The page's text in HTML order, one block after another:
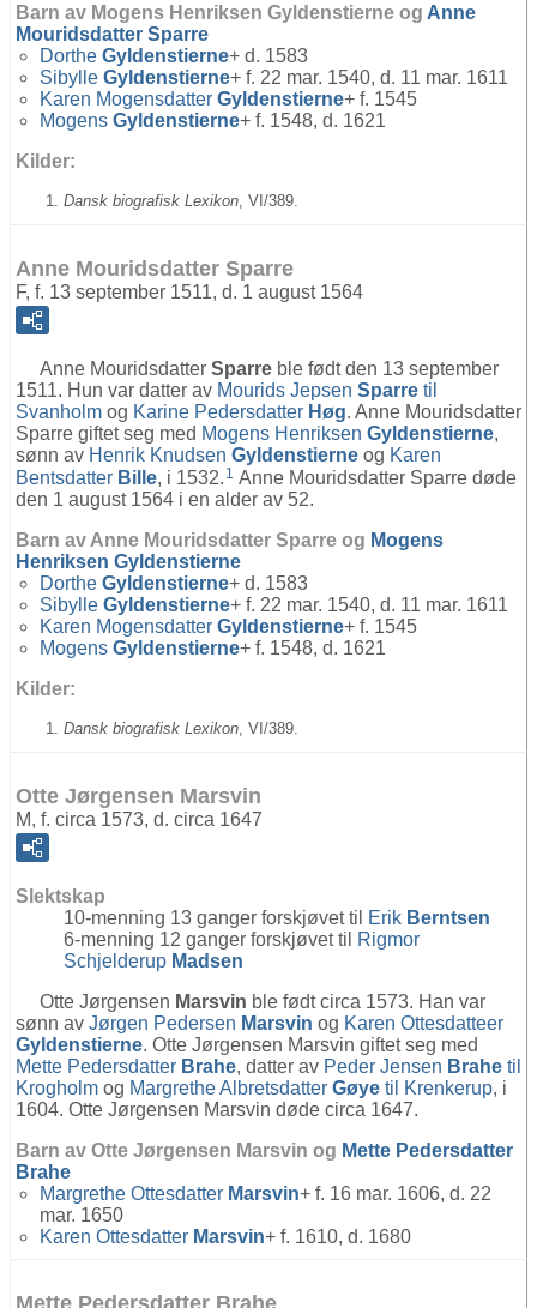
Barn av Mogens Henriksen Gyldenstierne og Anne
Mouridsdatter Sparre
Dorthe Gyldenstierne+ d. 1583
Sibylle Gyldenstierne+ f. 22 mar. 1540, d. 11 mar. 1611
Karen Mogensdatter Gyldenstierne+ f. 1545
Mogens Gyldenstierne+ f. 1548, d. 1621
Kilder:
Dansk biografisk Lexikon , VI/389.
Anne Mouridsdatter Sparre
F, f. 13 september 1511, d. 1 august 1564
Anne Mouridsdatter Sparre ble født den 13 september
1511. Hun var datter av Mourids Jepsen Sparre til
Svanholm og Karine Pedersdatter Høg. Anne Mouridsdatter
Sparre giftet seg med Mogens Henriksen Gyldenstierne,
sønn av Henrik Knudsen Gyldenstierne og Karen
Bentsdatter Bille, i 1532. 1 Anne Mouridsdatter Sparre døde
den 1 august 1564 i en alder av 52.
Barn av Anne Mouridsdatter Sparre og Mogens
Henriksen Gyldenstierne
Dorthe Gyldenstierne+ d. 1583
Sibylle Gyldenstierne+ f. 22 mar. 1540, d. 11 mar. 1611
Karen Mogensdatter Gyldenstierne+ f. 1545
Mogens Gyldenstierne+ f. 1548, d. 1621
Kilder:
Dansk biografisk Lexikon , VI/389.
Otte Jørgensen Marsvin
M, f. circa 1573, d. circa 1647
Slektskap
10-menning 13 ganger forskjøvet til
Erik Berntsen
6-menning 12 ganger forskjøvet til
Rigmor
Schjelderup Madsen
Otte Jørgensen Marsvin ble født circa 1573. Han var
sønn av Jørgen Pedersen Marsvin og Karen Ottesdatteer
Gyldenstierne. Otte Jørgensen Marsvin giftet seg med
Mette Pedersdatter Brahe, datter av Peder Jensen Brahe til
Krogholm og Margrethe Albretsdatter Gøye til Krenkerup, i
1604. Otte Jørgensen Marsvin døde circa 1647.
Barn av Otte Jørgensen Marsvin og Mette Pedersdatter
Brahe
Margrethe Ottesdatter Marsvin+ f. 16 mar. 1606, d. 22
mar. 1650
Karen Ottesdatter Marsvin+ f. 1610, d. 1680